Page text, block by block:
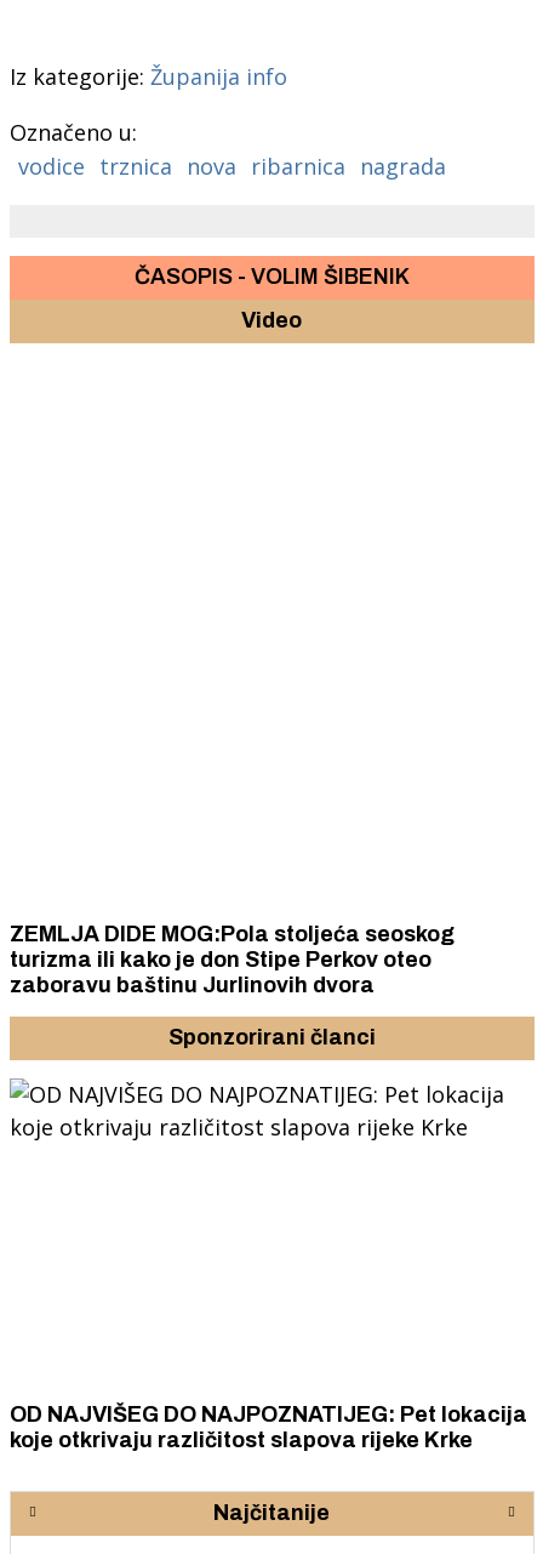
Iz kategorije: Županija info
Označeno u:
vodice trznica nova ribarnica nagrada
ČASOPIS - VOLIM ŠIBENIK
Video
ZEMLJA DIDE MOG:Pola stoljeća seoskog
turizma ili kako je don Stipe Perkov oteo
zaboravu baštinu Jurlinovih dvora
Sponzorirani članci
OD NAJVIŠEG DO NAJPOZNATIJEG: Pet lokacija
koje otkrivaju različitost slapova rijeke Krke
Najčitanije